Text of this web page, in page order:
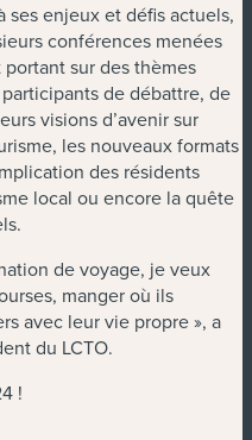
ses enjeux et défis actuels,
conférences menées
sur des thèmes
de débattre, de
visions d’avenir sur
les nouveaux formats
des résidents
local ou encore la quête
de voyage, je veux
manger où ils
avec leur vie propre », a
du LCTO.
!